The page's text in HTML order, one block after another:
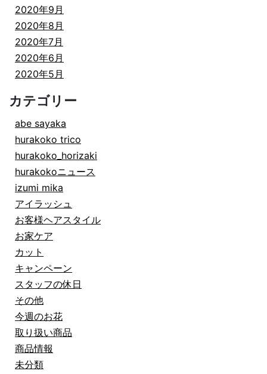
2020年9月
2020年8月
2020年7月
2020年6月
2020年5月
カテゴリー
abe sayaka
hurakoko trico
hurakoko_horizaki
hurakokoニュース
izumi mika
アイラッシュ
お客様ヘアスタイル
お家ケア
カット
キャンペーン
スタッフの休日
その他
今週のお花
取り扱い商品
商品情報
未分類